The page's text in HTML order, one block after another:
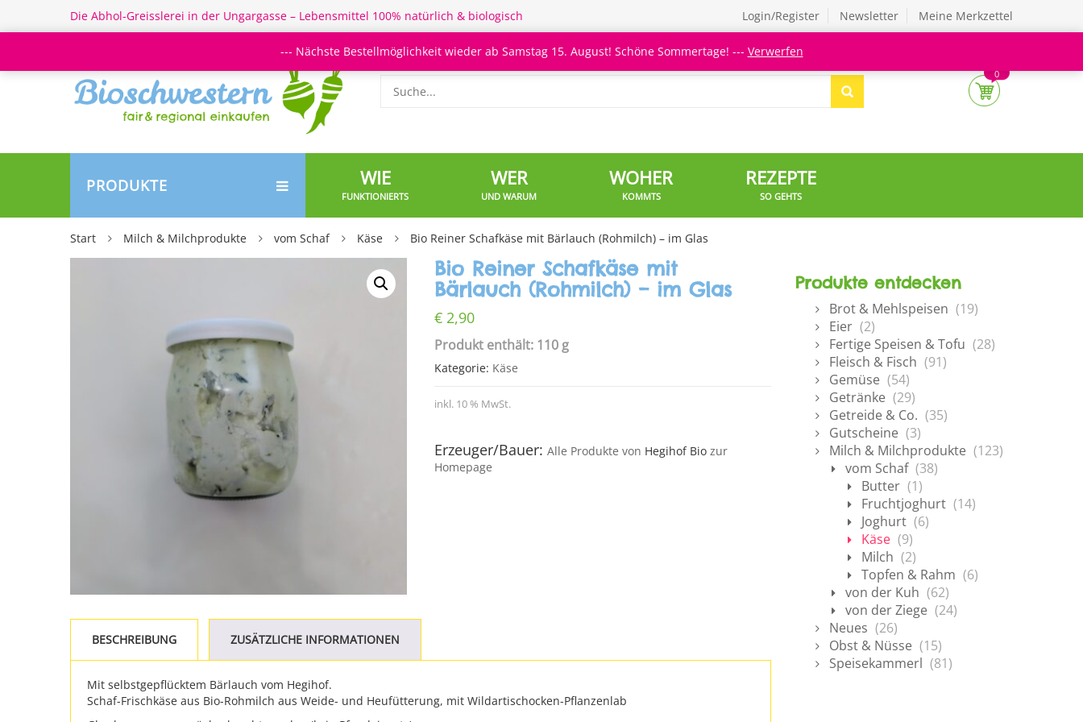
Die Abhol-Greisslerei in der Ungargasse – Lebensmittel 100% natürlich & biologisch Login/Register Newsletter Meine Merkzettel
0
PRODUKTE WIE
FUNKTIONIERTS
WER
UND WARUM
WOHER
KOMMTS
REZEPTE
SO GEHTS
Start Milch & Milchprodukte vom Schaf Käse Bio Reiner Schafkäse mit Bärlauch (Rohmilch) – im Glas
Bio Reiner Schafkäse mit
Bärlauch (Rohmilch) – im Glas
€ 2,90
Produkt enthält: 110 g
Kategorie: Käse
inkl. 10 % MwSt.
Erzeuger/Bauer:Alle Produkte von Hegihof Biozur
Homepage
BESCHREIBUNG ZUSÄTZLICHE INFORMATIONEN
Mit selbstgepflücktem Bärlauch vom Hegihof.
Schaf-Frischkäse aus Bio-Rohmilch aus Weide- und Heufütterung, mit Wildartischocken-Pflanzenlab
Produkte entdecken
Brot & Mehlspeisen (19)
Eier (2)
Fertige Speisen & Tofu (28)
Fleisch & Fisch (91)
Gemüse (54)
Getränke (29)
Getreide & Co. (35)
Gutscheine (3)
Milch & Milchprodukte (123)
vom Schaf (38)
Butter (1)
Fruchtjoghurt (14)
Joghurt (6)
Käse (9)
Milch (2)
Topfen & Rahm (6)
von der Kuh (62)
von der Ziege (24)
Neues (26)
Obst & Nüsse (15)
Speisekammerl (81)
--- Nächste Bestellmöglichkeit wieder ab Samstag 15. August! Schöne Sommertage! --- Verwerfen